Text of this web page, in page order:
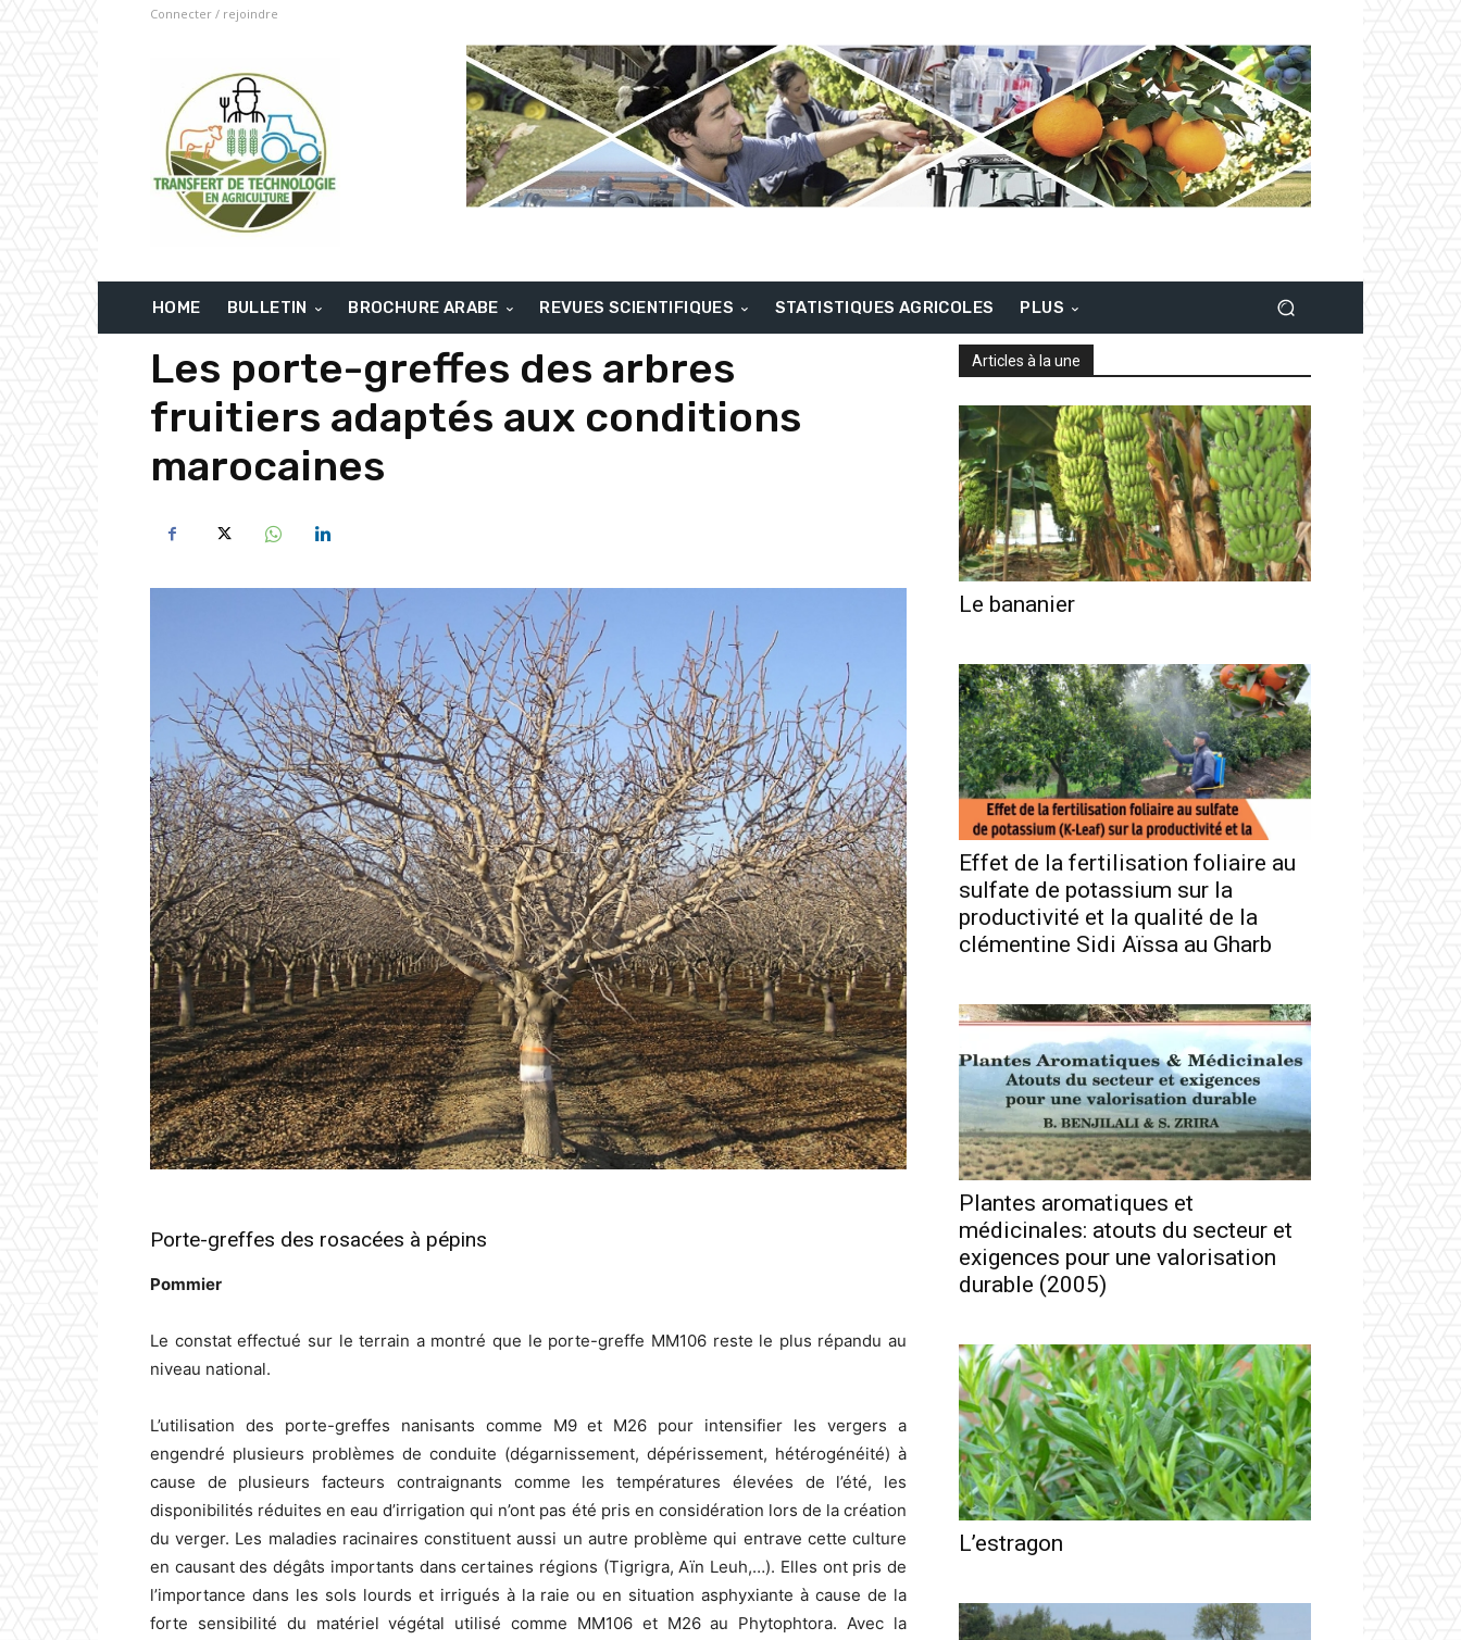
Connecter / rejoindre
HOME BULLETIN BROCHURE ARABE REVUES SCIENTIFIQUES STATISTIQUES AGRICOLES PLUS
Les porte-greffes des arbres
fruitiers adaptés aux conditions
marocaines
Porte-greffes des rosacées à pépins
Pommier
Le constat effectué sur le terrain a montré que le porte-greffe MM106 reste le plus répandu au
niveau national.
L’utilisation des porte-greffes nanisants comme M9 et M26 pour intensifier les vergers a
engendré plusieurs problèmes de conduite (dégarnissement, dépérissement, hétérogénéité) à
cause de plusieurs facteurs contraignants comme les températures élevées de l’été, les
disponibilités réduites en eau d’irrigation qui n’ont pas été pris en considération lors de la création
du verger. Les maladies racinaires constituent aussi un autre problème qui entrave cette culture
en causant des dégâts importants dans certaines régions (Tigrigra, Aïn Leuh,…). Elles ont pris de
l’importance dans les sols lourds et irrigués à la raie ou en situation asphyxiante à cause de la
forte sensibilité du matériel végétal utilisé comme MM106 et M26 au Phytophtora. Avec la
Articles à la une
Le bananier
Effet de la fertilisation foliaire au
sulfate de potassium sur la
productivité et la qualité de la
clémentine Sidi Aïssa au Gharb
Plantes aromatiques et
médicinales: atouts du secteur et
exigences pour une valorisation
durable (2005)
L’estragon